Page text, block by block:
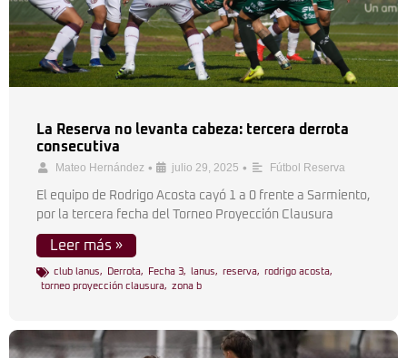
La Reserva no levanta cabeza: tercera derrota
consecutiva
Mateo Hernández • julio 29, 2025 • Fútbol Reserva
El equipo de Rodrigo Acosta cayó 1 a 0 frente a Sarmiento,
por la tercera fecha del Torneo Proyección Clausura
Leer más »
club lanus, Derrota, Fecha 3, lanus, reserva, rodrigo acosta,
torneo proyección clausura, zona b